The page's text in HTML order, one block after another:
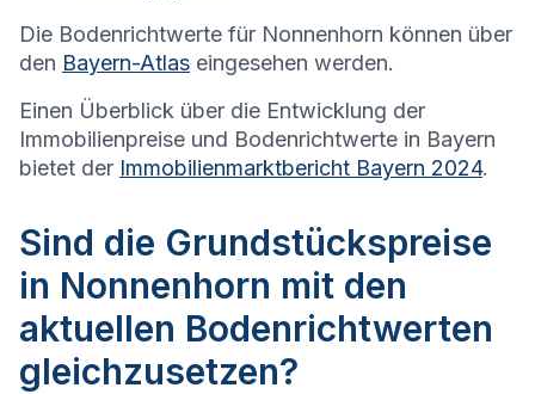
Die Bodenrichtwerte für Nonnenhorn können über
den Bayern-Atlas eingesehen werden.
Einen Überblick über die Entwicklung der
Immobilienpreise und Bodenrichtwerte in Bayern
bietet der Immobilienmarktbericht Bayern 2024.
Sind die Grundstückspreise
in Nonnenhorn mit den
aktuellen Bodenrichtwerten
gleichzusetzen?